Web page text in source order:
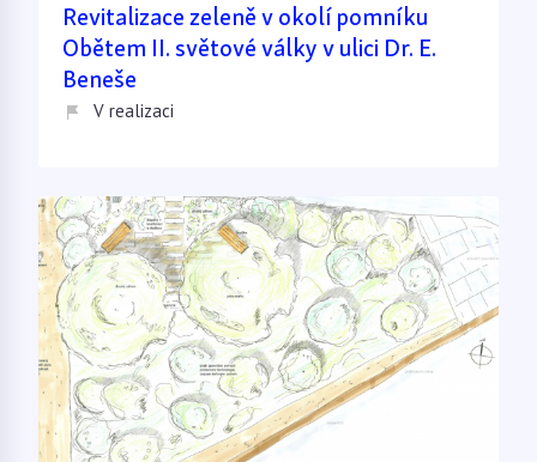
Revitalizace zeleně v okolí pomníku
Obětem II. světové války v ulici Dr. E.
Beneše
V realizaci